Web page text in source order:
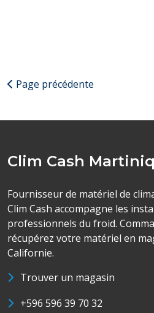
Page précédente
Clim Cash
Fournisseur de matériel de
Clim Cash accompagne les
professionnels du froid.
récupérez votre matériel en
Californie.
Trouver un magasin
+596 596 39 70 32